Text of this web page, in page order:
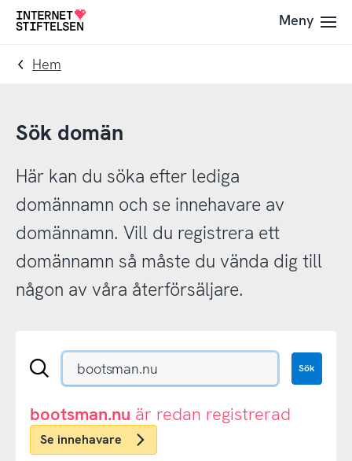
Till
navigering
Till
innehåll
Till
Meny
Hem
Sök domän
Här kan du söka efter lediga
domännamn och se innehavare av
domännamn. Vill du registrera ett
domännamn så måste du vända dig till
någon av våra återförsäljare.
Sök
eller
.nu-
domän
Sök
bootsman.nu är redan registrerad
Se innehavare